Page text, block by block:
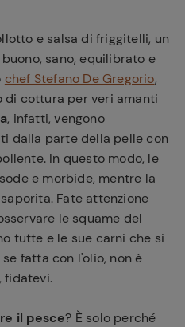
e salsa di friggitelli, un
buono, sano, equilibrato e
chef Stefano De Gregorio,
di cottura per veri amanti
, infatti, vengono
dalla parte della pelle con
In questo modo, le
e morbide, mentre la
Fate attenzione
le squame del
tutte e le sue carni che si
fatta con l'olio, non è
fidatevi.
il pesce? È solo perché